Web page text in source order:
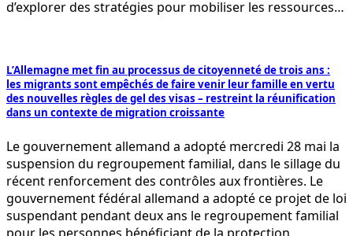
d’explorer des stratégies pour mobiliser les ressources…
L’Allemagne met fin au processus de citoyenneté de trois ans :
les migrants sont empêchés de faire venir leur famille en vertu
des nouvelles règles de gel des visas – restreint la réunification
dans un contexte de migration croissante
Le gouvernement allemand a adopté mercredi 28 mai la
suspension du regroupement familial, dans le sillage du
récent renforcement des contrôles aux frontières. Le
gouvernement fédéral allemand a adopté ce projet de loi
suspendant pendant deux ans le regroupement familial